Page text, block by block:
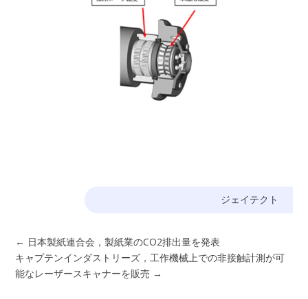
ジェイテクト
← 日本製紙連合会，製紙業のCO2排出量を発表
キャプテンインダストリーズ，工作機械上での非接触計測が可
能なレーザースキャナーを販売 →